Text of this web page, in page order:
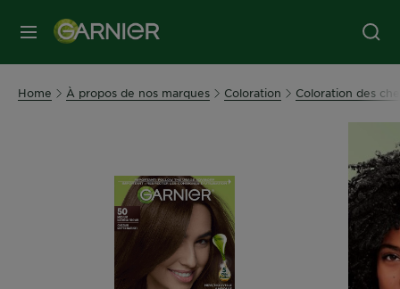
MENU
Home À propos de nos marques Coloration Coloration des